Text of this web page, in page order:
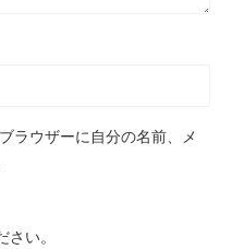
ラウザーに自分の名前、メ
い。